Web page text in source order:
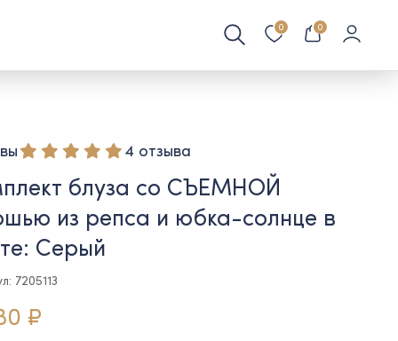
0 0
4 отзыва
блуза со СЪЕМНОЙ
из репса и юбка-солнце в
Серый
7205113
₽